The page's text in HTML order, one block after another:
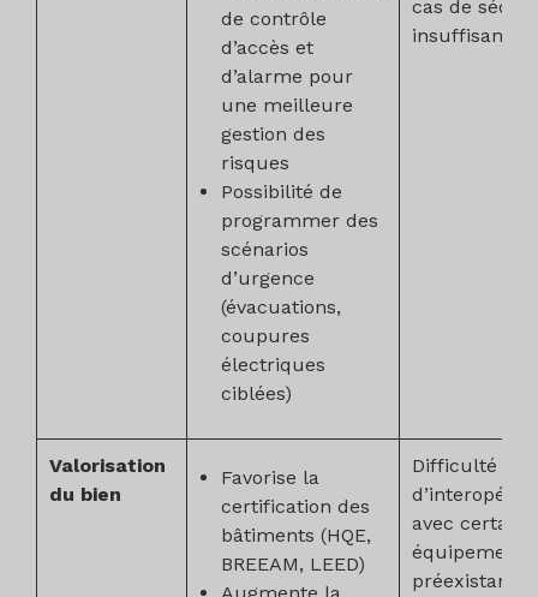
de contrôle
d’accès et
d’alarme pour
une meilleure
gestion des
risques
Possibilité de
programmer des
scénarios
d’urgence
(évacuations,
coupures
électriques
ciblées)
cas de
insuffisante
Valorisation
du bien
Favorise la
certification des
bâtiments (HQE,
BREEAM, LEED)
Difficulté
avec certains
équipements
préexistants